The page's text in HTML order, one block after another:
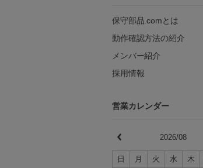
保守部品.comとは
動作確認方法の紹介
メンバー紹介
採用情報
営業カレンダー
2026/08
日 月 火 水 木